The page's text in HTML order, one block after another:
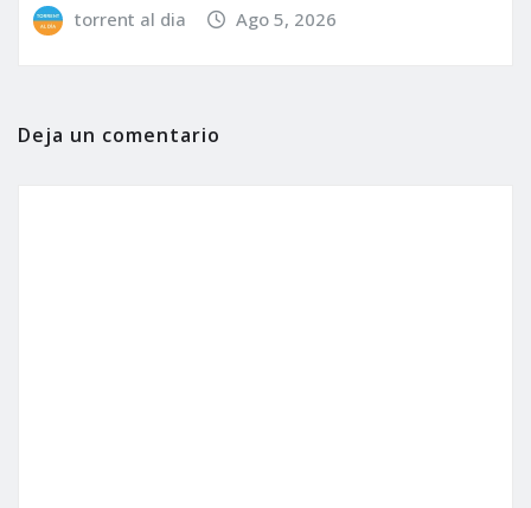
torrent al dia Ago 5, 2026
Deja un comentario